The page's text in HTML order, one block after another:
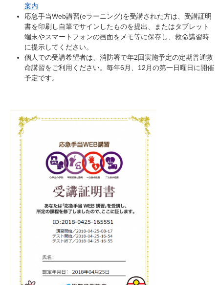
案内
応急手当Web講習(eラーニング)を受講された方は、受講証明
書を印刷し自筆でサインしたものを提出、またはタブレット
端末やスマートフォンの画面をメモ等に保存し、救命講習時
に提示してください。
個人での受講希望者は、消防署で年2回実施予定の定期普通救
命講習をご利用ください。毎年6月、12月の第一日曜日に開催
予定です。